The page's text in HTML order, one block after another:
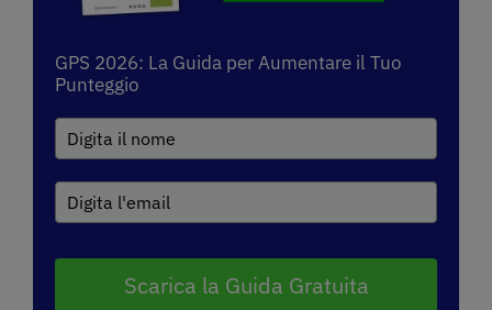
GPS 2026: La Guida per Aumentare il Tuo
Punteggio
Scarica la Guida Gratuita